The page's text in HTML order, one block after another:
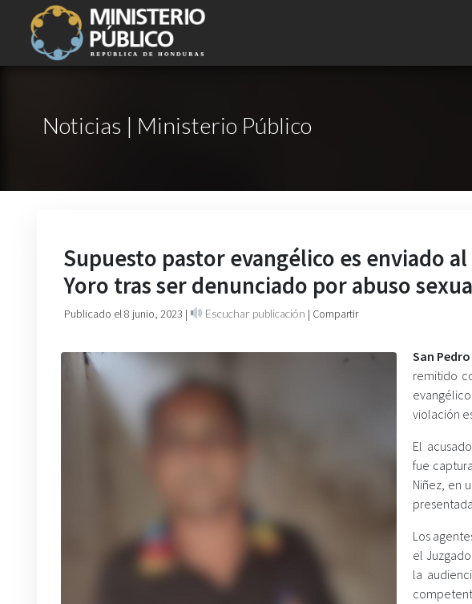
Noticias | Ministerio Público
Supuesto pastor evangélico es enviado
Yoro tras ser denunciado por abuso
Publicado el 8 junio, 2023 | Escuchar publicación | Compartir
San
remitido
violación
El
fue
Niñez, en
Los
el
la